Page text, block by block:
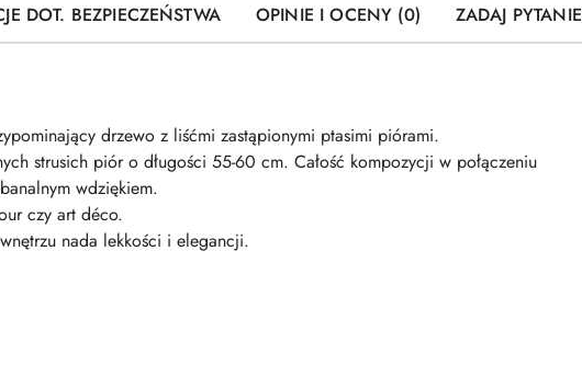
DOT. BEZPIECZEŃSTWA OPINIE I OCENY (0) ZADAJ PYTANIE
drzewo z liśćmi zastąpionymi ptasimi piórami.
strusich piór o długości 55-60 cm. Całość kompozycji w połączeniu
wdziękiem.
czy art déco.
nada lekkości i elegancji.